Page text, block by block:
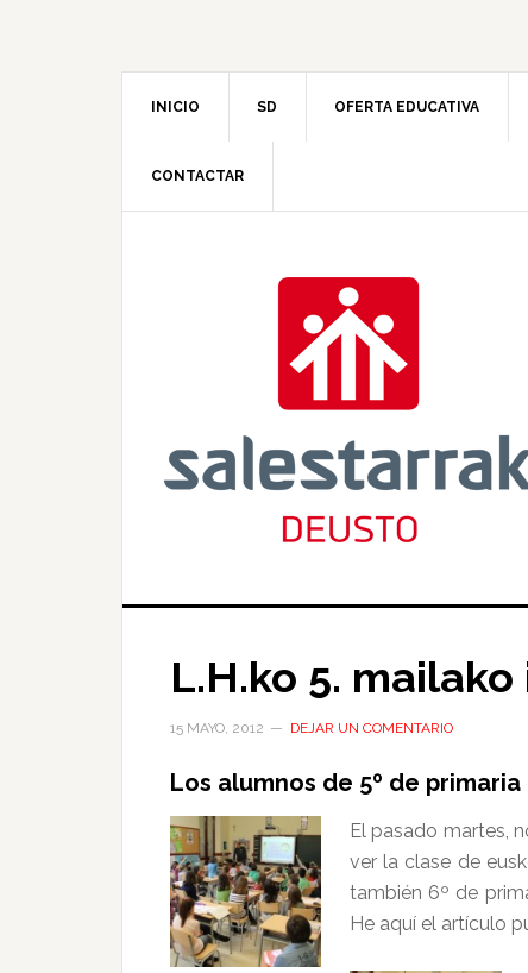
INICIO SD OFERTA EDUCATIVA
CONTACTAR
L.H.ko 5.
15 MAYO, 2012 DEJAR UN COMENTARIO
Los alumnos de 5º de
El pasado martes,
ver la clase de
también 6º de
He aquí el artículo